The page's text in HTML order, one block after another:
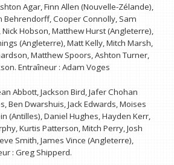
Agar, Finn Allen (Nouvelle-Zélande),
Behrendorff, Cooper Connolly, Sam
Hobson, Matthew Hurst (Angleterre),
(Angleterre), Matt Kelly, Mitch Marsh,
Matthew Spoors, Ashton Turner,
Entraîneur : Adam Voges
Abbott, Jackson Bird, Jafer Chohan
Ben Dwarshuis, Jack Edwards, Moises
(Antilles), Daniel Hughes, Hayden Kerr,
Kurtis Patterson, Mitch Perry, Josh
Smith, James Vince (Angleterre),
: Greg Shipperd.